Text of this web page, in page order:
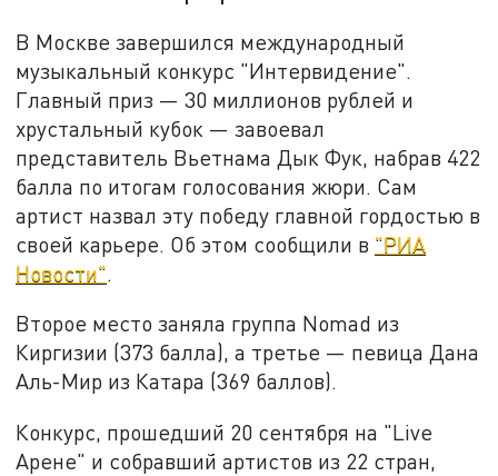
В Москве завершился международный
музыкальный конкурс "Интервидение".
Главный приз — 30 миллионов рублей и
хрустальный кубок — завоевал
представитель Вьетнама Дык Фук, набрав 422
балла по итогам голосования жюри. Сам
артист назвал эту победу главной гордостью в
своей карьере. Об этом сообщили в "РИА
Новости".
Второе место заняла группа Nomad из
Киргизии (373 балла), а третье — певица Дана
Аль-Мир из Катара (369 баллов).
Конкурс, прошедший 20 сентября на "Live
Арене" и собравший артистов из 22 стран,